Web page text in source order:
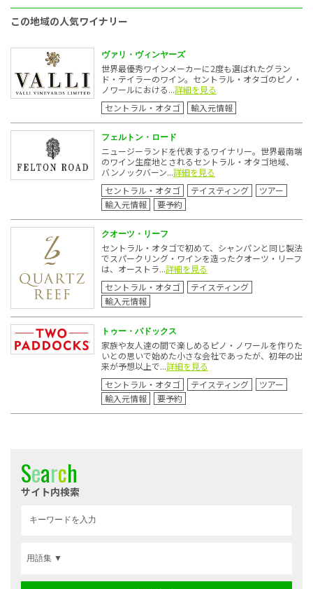
この地域の人気ワイナリー
ヴァリ・ヴィンヤーズ
世界最優秀ワインメーカーに2度も選ばれたグラン
ド・テイラーのワイン。セントラル・オタゴのピノ・
ノワールにおける...詳細を見る
セントラル・オタゴ
輸入元情報
フェルトン・ロード
ニュージーランドを代表するワイナリー。世界最南端
のワイン生産地とされるセントラル・オタゴ地域、
バンノックバーン...詳細を見る
セントラル・オタゴ
テイスティング
ツアー
輸入元情報
要予約
クオーツ・リーフ
セントラル・オタゴで初めて、シャンパンと同じ製法
でスパークリング・ワインを造ったクオーツ・リーフ
は、オーストラ...詳細を見る
セントラル・オタゴ
テイスティング
輸入元情報
トゥー・パドックス
家族や友人達の間で楽しめるピノ・ノワールを作りた
いとの思いで始めた小さな会社であったが、初年の出
来が予想以上で...詳細を見る
セントラル・オタゴ
テイスティング
ツアー
輸入元情報
要予約
Search
サイト内検索